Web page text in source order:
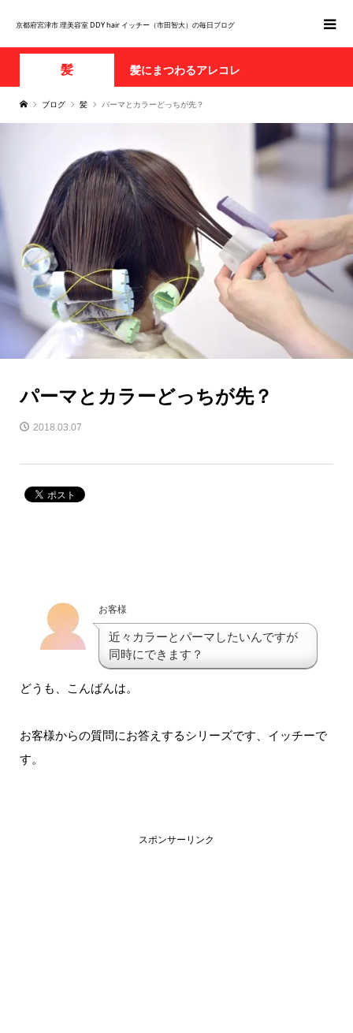
京都府宮津市 理美容室 DDY hair イッチー（市田智大）の毎日ブログ
髪 髪にまつわるアレコレ
ブログ 髪 パーマとカラーどっちが先？
パーマとカラーどっちが先？
2018.03.07
お客様
近々カラーとパーマしたいんですが
同時にできます？
どうも、こんばんは。
お客様からの質問にお答えするシリーズです、イッチーで
す。
スポンサーリンク